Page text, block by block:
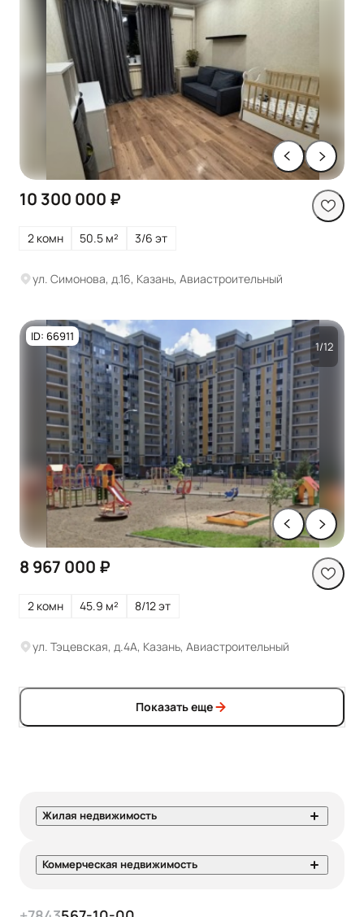
10 300 000 ₽
2 комн 50.5 м² 3/6 эт
ул. Симонова, д.16, Казань, Авиастроительный
ID: 66911
1/12
8 967 000 ₽
2 комн 45.9 м² 8/12 эт
ул. Тэцевская, д.4А, Казань, Авиастроительный
Показать еще
Жилая недвижимость
Коммерческая недвижимость